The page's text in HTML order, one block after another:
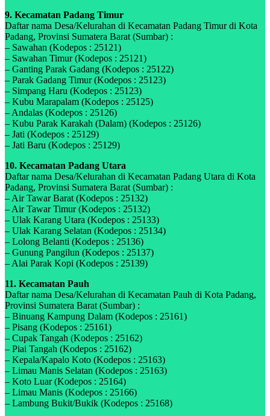
9. Kecamatan Padang Timur
Daftar nama Desa/Kelurahan di Kecamatan Padang Timur di Kota
Padang, Provinsi Sumatera Barat (Sumbar) :
– Sawahan (Kodepos : 25121)
– Sawahan Timur (Kodepos : 25121)
– Ganting Parak Gadang (Kodepos : 25122)
– Parak Gadang Timur (Kodepos : 25123)
– Simpang Haru (Kodepos : 25123)
– Kubu Marapalam (Kodepos : 25125)
– Andalas (Kodepos : 25126)
– Kubu Parak Karakah (Dalam) (Kodepos : 25126)
– Jati (Kodepos : 25129)
– Jati Baru (Kodepos : 25129)
10. Kecamatan Padang Utara
Daftar nama Desa/Kelurahan di Kecamatan Padang Utara di Kota
Padang, Provinsi Sumatera Barat (Sumbar) :
– Air Tawar Barat (Kodepos : 25132)
– Air Tawar Timur (Kodepos : 25132)
– Ulak Karang Utara (Kodepos : 25133)
– Ulak Karang Selatan (Kodepos : 25134)
– Lolong Belanti (Kodepos : 25136)
– Gunung Pangilun (Kodepos : 25137)
– Alai Parak Kopi (Kodepos : 25139)
11. Kecamatan Pauh
Daftar nama Desa/Kelurahan di Kecamatan Pauh di Kota Padang,
Provinsi Sumatera Barat (Sumbar) :
– Binuang Kampung Dalam (Kodepos : 25161)
– Pisang (Kodepos : 25161)
– Cupak Tangah (Kodepos : 25162)
– Piai Tangah (Kodepos : 25162)
– Kepala/Kapalo Koto (Kodepos : 25163)
– Limau Manis Selatan (Kodepos : 25163)
– Koto Luar (Kodepos : 25164)
– Limau Manis (Kodepos : 25166)
– Lambung Bukit/Bukik (Kodepos : 25168)